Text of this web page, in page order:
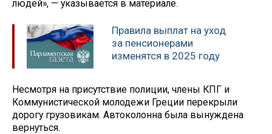
людей», — указывается в материале.
Правила выплат на уход
за пенсионерами
изменятся в 2025 году
Несмотря на присутствие полиции, члены КПГ и
Коммунистической молодежи Греции перекрыли
дорогу грузовикам. Автоколонна была вынуждена
вернуться.